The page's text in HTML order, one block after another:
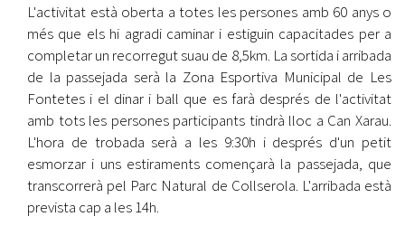
L'activitat està oberta a totes les persones amb 60 anys o
més que els hi agradi caminar i estiguin capacitades per a
completar un recorregut suau de 8,5km. La sortida i arribada
de la passejada serà la Zona Esportiva Municipal de Les
Fontetes i el dinar i ball que es farà després de l'activitat
amb tots les persones participants tindrà lloc a Can Xarau.
L'hora de trobada serà a les 9:30h i després d'un petit
esmorzar i uns estiraments començarà la passejada, que
transcorrerà pel Parc Natural de Collserola. L'arribada està
prevista cap a les 14h.